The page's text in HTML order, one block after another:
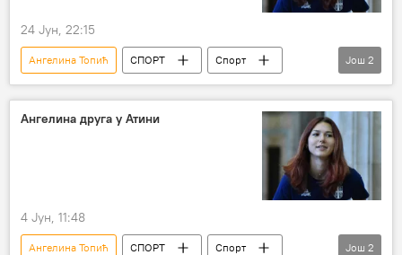
24 Јун, 22:15
Ангелина Топић СПОРТ
Спорт
Атлетика
Остали спортови
Још 2
Ангелина друга у Атини
4 Јун, 11:48
Ангелина Топић СПОРТ
Спорт
Још 2